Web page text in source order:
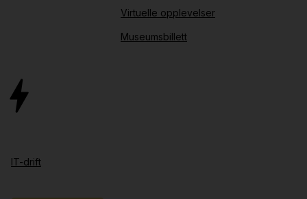
Virtuelle opplevelser
Museumsbillett
IT-drift